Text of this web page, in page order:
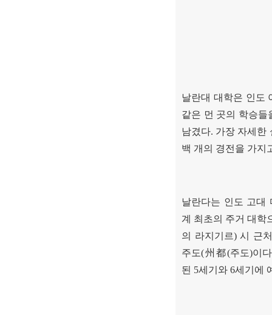
날란대 대학은 인도
같은 먼 곳의 학승들
남겼다. 가장 자세한
백 개의 경전을 가지
날란다는 인도 고대
계 최초의 주거 대학
의 라지기르) 시 근
주도(州都(주도)이다
된 5세기와 6세기에